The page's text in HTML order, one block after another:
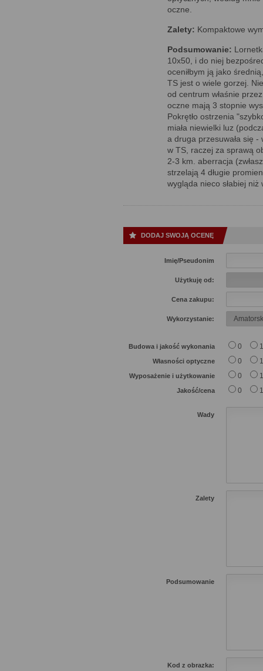
oczne.
Zalety: Kompaktowe
Podsumowanie:
10x50, i do niej
oceniłbym ją jako
TS jest o wiele gorzej.
od centrum właśnie
oczne mają 3 stopnie
Pokrętło ostrzenia
miała niewielki luz
a druga przesuwała się
w TS, raczej za sprawą
2-3 km. aberracja
strzelają 4 długie
wygląda nieco słabiej niż
DODAJ SWOJĄ OCENĘ
Imię/Pseudonim
Użytkuję od:
Cena zakupu:
Wykorzystanie:
Budowa i jakość wykonania 0 1
Własności optyczne 0 1
Wyposażenie i użytkowanie 0 1
Jakość/cena 0 1
Wady
Zalety
Podsumowanie
Kod z obrazka: